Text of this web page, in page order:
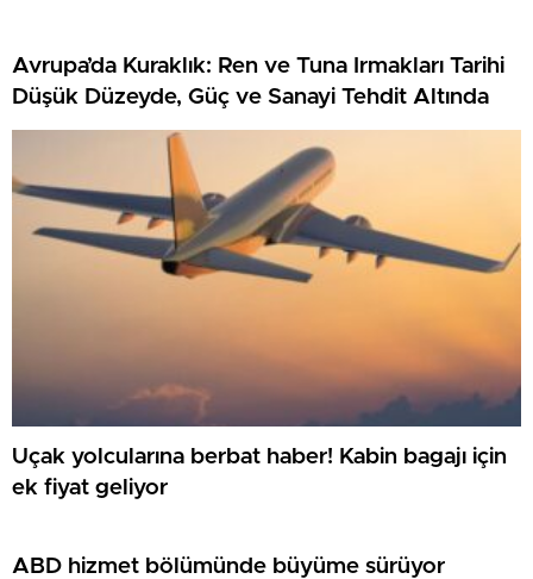
Avrupa’da Kuraklık: Ren ve Tuna Irmakları Tarihi
Düşük Düzeyde, Güç ve Sanayi Tehdit Altında
Uçak yolcularına berbat haber! Kabin bagajı için
ek fiyat geliyor
ABD hizmet bölümünde büyüme sürüyor